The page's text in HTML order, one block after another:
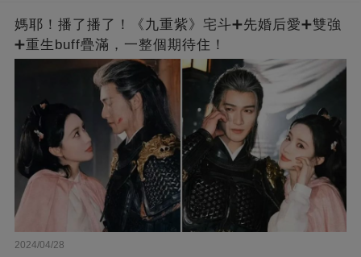
媽耶！播了播了！《九重紫》宅斗➕先婚后愛➕雙強
➕重生buff疊滿，一整個期待住！
2024/04/28